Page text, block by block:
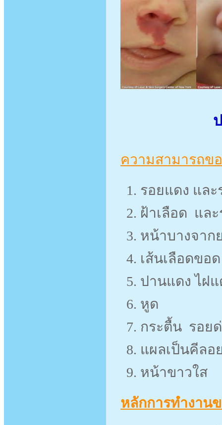
ความสามารถขอ
รอยแดง แล
ฝ้าเลือด แล
หน้าบางจาก
เส้นเลือดขอ
ปานแดง ไฝแ
หูด
กระตื้น รอย
แผลเป็นคีลอ
หน้าขาวใส
หลักการทำงานข